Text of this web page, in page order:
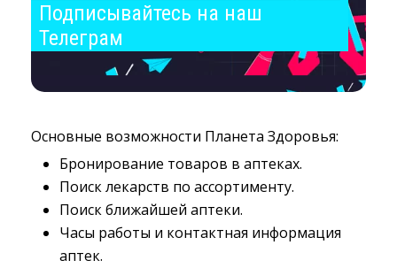
Подписывайтесь на наш
Телеграм
Основные возможности Планета Здоровья:
Бронирование товаров в аптеках.
Поиск лекарств по ассортименту.
Поиск ближайшей аптеки.
Часы работы и контактная информация
аптек.